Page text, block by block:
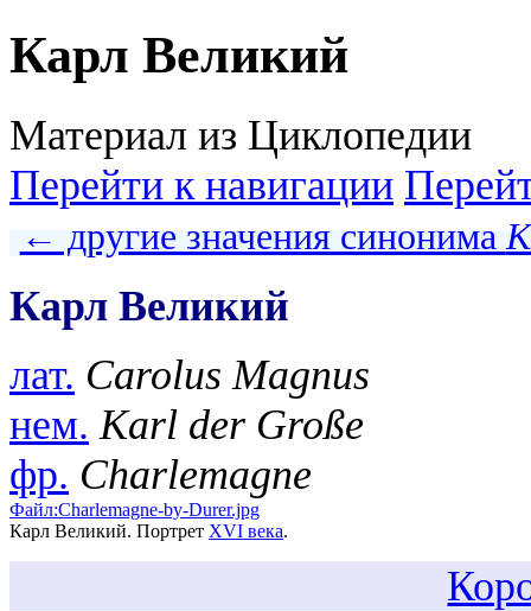
Карл Великий
Материал из Циклопедии
Перейти к навигации
← другие значения синонима
Карл Великий
лат. Carolus Magnus
нем. Karl der Große
фр. Charlemagne
Файл:Charlemagne-by-Durer.jpg
Карл Великий. Портрет XVI века.